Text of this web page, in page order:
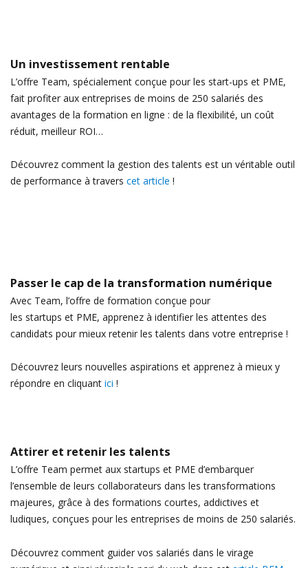
Un investissement rentable
L’offre Team, spécialement conçue pour les start-ups et PME,
fait profiter aux entreprises de moins de 250 salariés des
avantages de la formation en ligne : de la flexibilité, un coût
réduit, meilleur ROI…
Découvrez comment la gestion des talents est un véritable outil
de performance à travers cet article !
Passer le cap de la transformation numérique
Avec Team, l’offre de formation conçue pour
les startups et PME, apprenez à identifier les attentes des
candidats pour mieux retenir les talents dans votre entreprise !
Découvrez leurs nouvelles aspirations et apprenez à mieux y
répondre en cliquant ici !
Attirer et retenir les talents
L’offre Team permet aux startups et PME d’embarquer
l’ensemble de leurs collaborateurs dans les transformations
majeures, grâce à des formations courtes, addictives et
ludiques, conçues pour les entreprises de moins de 250 salariés.
Découvrez comment guider vos salariés dans le virage